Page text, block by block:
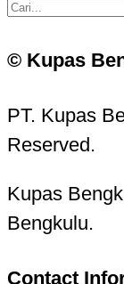
© Kupas
PT. Kupas
Reserved.
Kupas
Bengkulu.
Contact